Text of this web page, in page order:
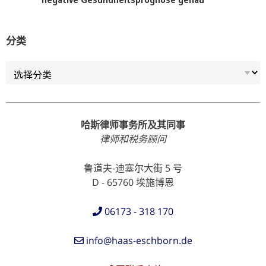
分类
哈斯律师事务所及其同事
律师和税务顾问
鲁道夫-迪塞尔大街 5 号
D - 65760 埃施博恩
06173 - 318 170
info@haas-eschborn.de